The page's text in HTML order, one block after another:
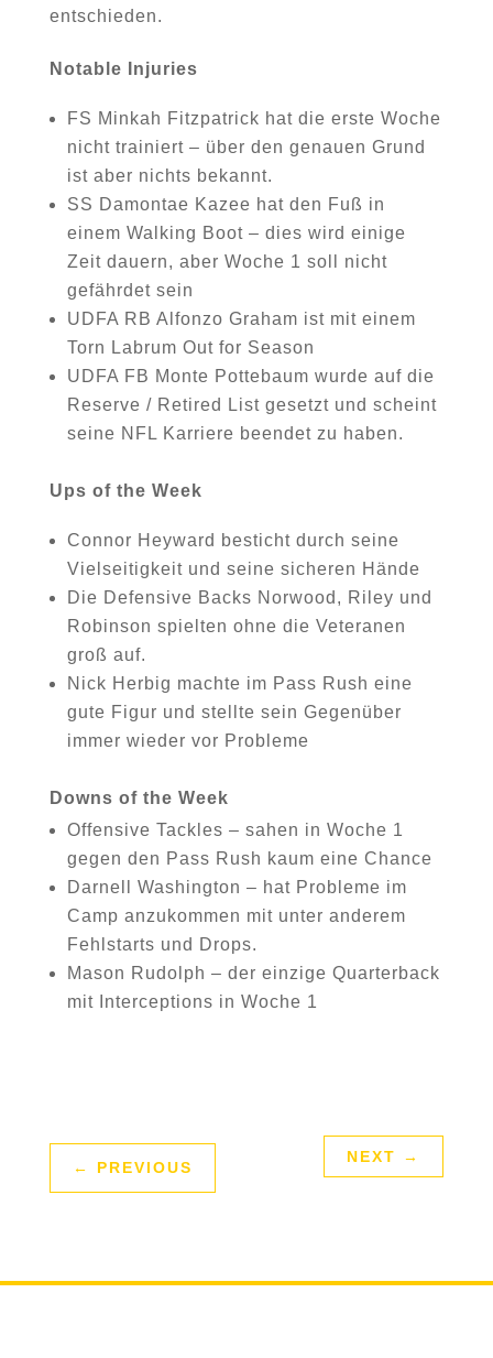
entschieden.
Notable Injuries
FS Minkah Fitzpatrick hat die erste Woche
nicht trainiert – über den genauen Grund
ist aber nichts bekannt.
SS Damontae Kazee hat den Fuß in
einem Walking Boot – dies wird einige
Zeit dauern, aber Woche 1 soll nicht
gefährdet sein
UDFA RB Alfonzo Graham ist mit einem
Torn Labrum Out for Season
UDFA FB Monte Pottebaum wurde auf die
Reserve / Retired List gesetzt und scheint
seine NFL Karriere beendet zu haben.
Ups of the Week
Connor Heyward besticht durch seine
Vielseitigkeit und seine sicheren Hände
Die Defensive Backs Norwood, Riley und
Robinson spielten ohne die Veteranen
groß auf.
Nick Herbig machte im Pass Rush eine
gute Figur und stellte sein Gegenüber
immer wieder vor Probleme
Downs of the Week
Offensive Tackles – sahen in Woche 1
gegen den Pass Rush kaum eine Chance
Darnell Washington – hat Probleme im
Camp anzukommen mit unter anderem
Fehlstarts und Drops.
Mason Rudolph – der einzige Quarterback
mit Interceptions in Woche 1
← PREVIOUS
NEXT →